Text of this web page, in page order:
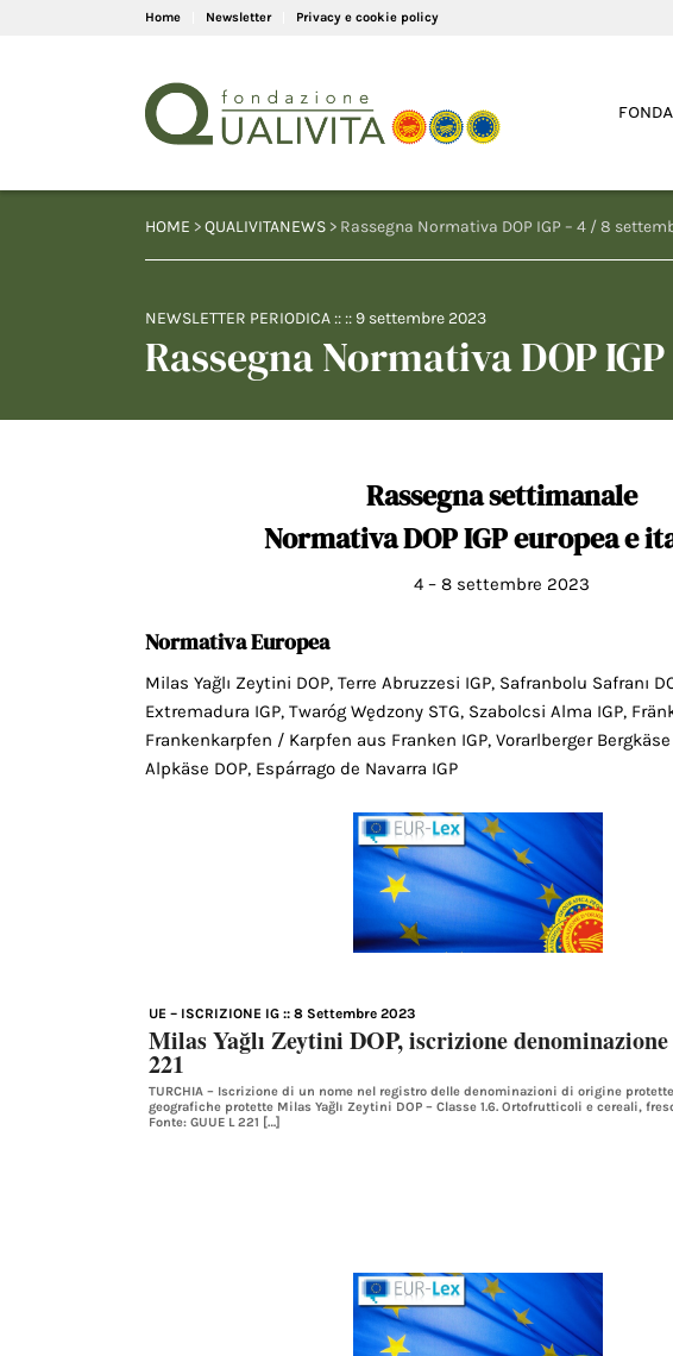
Home Newsletter Privacy e cookie policy
HOME >QUALIVITANEWS > Rassegna Normativa DOP IGP – 4 / 8
NEWSLETTER PERIODICA :: :: 9 settembre 2023
Rassegna Normativa DOP
Rassegna settimanale
Normativa DOP IGPeuropea e
4 – 8 settembre 2023
Normativa Europea
Milas Yağlı Zeytini DOP, Terre Abruzzesi IGP, Safranbolu Safranı
Extremadura IGP, Twaróg Wędzony STG, Szabolcsi Alma IGP,
Frankenkarpfen / Karpfen aus Franken IGP, Vorarlberger Bergkäse
Alpkäse DOP, Espárrago de Navarra IGP
UE – ISCRIZIONE IG :: 8 Settembre 2023
Milas Yağlı Zeytini DOP, iscrizione
221
TURCHIA – Iscrizione di un nome nel registro delle denominazioni di origine
geografiche protette Milas Yağlı Zeytini DOP – Classe 1.6. Ortofrutticoli e cereali,
Fonte: GUUE L 221 […]